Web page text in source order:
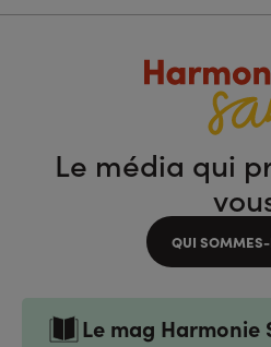
Le média qui
QUI SOMMES-
Le mag Harmonie